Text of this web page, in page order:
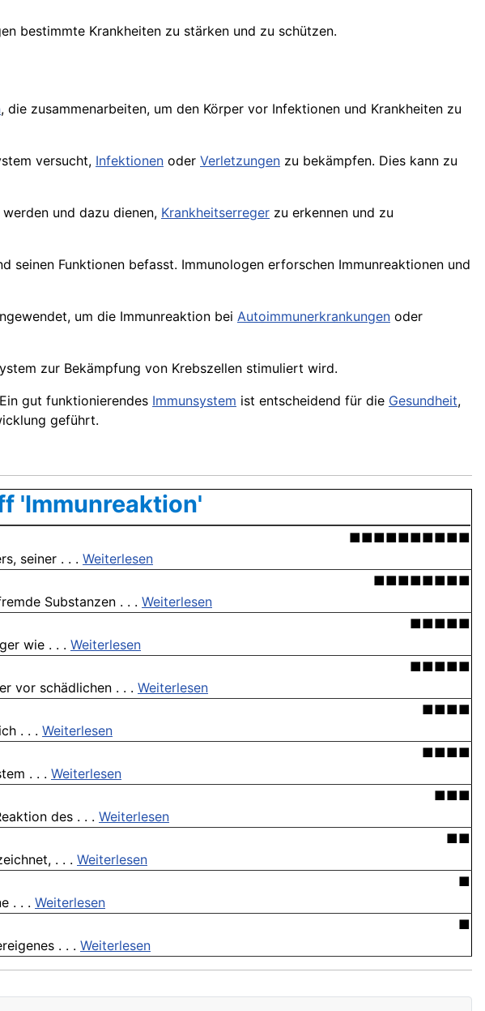
bestimmte Krankheiten zu stärken und zu schützen.
, die zusammenarbeiten, um den Körper vor Infektionen und Krankheiten zu
versucht, Infektionen oder Verletzungen zu bekämpfen. Dies kann zu
und dazu dienen, Krankheitserreger zu erkennen und zu
Funktionen befasst. Immunologen erforschen Immunreaktionen und
um die Immunreaktion bei Autoimmunerkrankungen oder
zur Bekämpfung von Krebszellen stimuliert wird.
gut funktionierendes Immunsystem ist entscheidend für die Gesundheit,
geführt.
'Immunreaktion'
■■■■■■■■■■
seiner . . . Weiterlesen
■■■■■■■■
Substanzen . . . Weiterlesen
■■■■■
wie . . . Weiterlesen
■■■■■
vor schädlichen . . . Weiterlesen
■■■■
. . . Weiterlesen
■■■■
. . . Weiterlesen
■■■
des . . . Weiterlesen
■■
. . . Weiterlesen
■
. . . Weiterlesen
■
. . . Weiterlesen